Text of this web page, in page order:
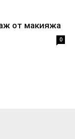
от макияжа
0